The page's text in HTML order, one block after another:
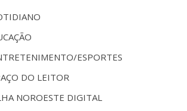
ESPORTES
DO LEITOR
NOROESTE DIGITAL